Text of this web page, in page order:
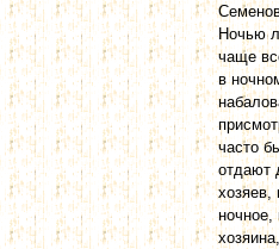
Ночью
чаще
в
часто
отдают
хозяев,
ночное,